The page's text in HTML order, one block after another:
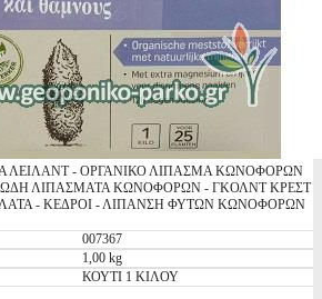
ΛΕΙΛΑΝΤ - ΟΡΓΑΝΙΚΟ ΛΙΠΑΣΜΑ ΚΩΝΟΦΟΡΩΝ
ΛΙΠΑΣΜΑΤΑ ΚΩΝΟΦΟΡΩΝ - ΓKΟΛΝΤ ΚΡΕΣΤ
- ΚΕΔΡΟΙ - ΛΙΠΑΝΣΗ ΦΥΤΩΝ ΚΩΝΟΦΟΡΩΝ
007367
1,00 kg
ΚΟΥΤΙ 1 ΚΙΛΟΥ